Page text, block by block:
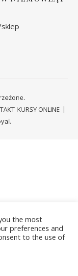
KURSY ONLINE
.
the most
preferences and
to the use of